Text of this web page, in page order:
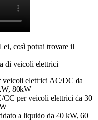
così potrai trovare il
di veicoli elettrici
veicoli elettrici AC/DC da
80kW
CC per veicoli elettrici da 30
a liquido da 40 kW, 60